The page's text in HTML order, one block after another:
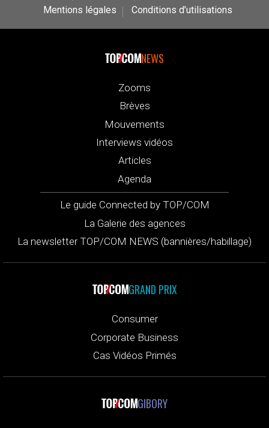
Mentions légales
Conditions d’utilisations
NEWS
Zooms
Brèves
Mouvements
Interviews vidéos
Articles
Agenda
Le guide Connected by TOP/COM
La Galerie des agences
La newsletter TOP/COM NEWS (bannières/habillage)
GRAND PRIX
Consumer
Corporate Business
Cas Vidéos Primés
GIBORY